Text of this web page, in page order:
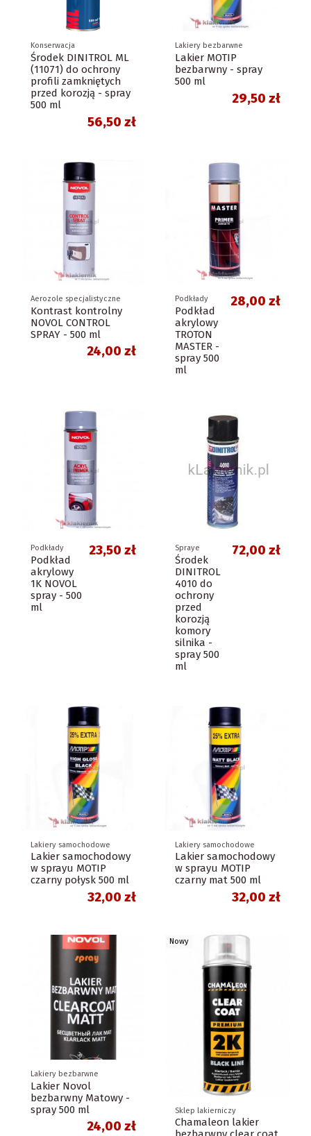
Konserwacja
Środek DINITROL ML
(11071) do ochrony
profili zamkniętych
przed korozją - spray
500 ml
56,50 zł
Lakiery bezbarwne
Lakier MOTIP
bezbarwny - spray
500 ml
29,50 zł
Aerozole specjalistyczne
Kontrast kontrolny
NOVOL CONTROL
SPRAY - 500 ml
24,00 zł
Podkłady
Podkład
akrylowy
TROTON
MASTER -
spray 500
ml
28,00 zł
Podkłady
Podkład
akrylowy
1K NOVOL
spray - 500
ml
23,50 zł Spraye
Środek
DINITROL
4010 do
ochrony
przed
korozją
komory
silnika -
spray 500
ml
72,00 zł
Lakiery samochodowe
Lakier samochodowy
w sprayu MOTIP
czarny połysk 500 ml
32,00 zł
Lakiery samochodowe
Lakier samochodowy
w sprayu MOTIP
czarny mat 500 ml
32,00 zł
Lakiery bezbarwne
Lakier Novol
bezbarwny Matowy -
spray 500 ml
24,00 zł
Nowy
Sklep lakierniczy
Chamaleon lakier